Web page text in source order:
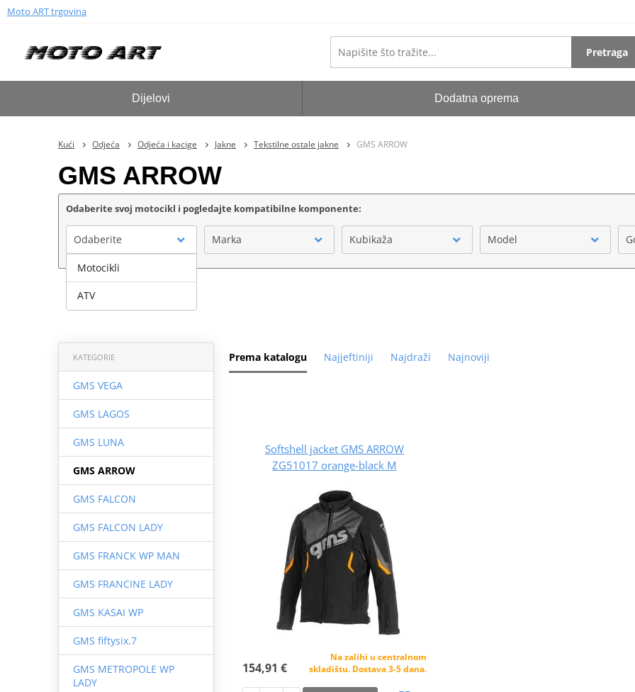
Moto ART trgovina
Pretraga
Dijelovi Dodatna oprema
Kući Odjeća Odjeća i kacige Jakne Tekstilne ostale jakne GMS ARROW
GMS ARROW
Odaberite svoj motocikl i pogledajte kompatibilne komponente:
Odaberite Marka Kubikaža Model
Prema katalogu Najjeftiniji Najdraži Najnoviji
KATEGORIE
GMS VEGA
GMS LAGOS
GMS LUNA
GMS ARROW
GMS FALCON
GMS FALCON LADY
GMS FRANCK WP MAN
GMS FRANCINE LADY
GMS KASAI WP
GMS fiftysix.7
GMS METROPOLE WP
LADY
Softshell jacket GMS ARROW
ZG51017 orange-black M
154,91 €
Na zalihi u centralnom
skladištu. Dostava 3-5 dana.
Motocikli
ATV